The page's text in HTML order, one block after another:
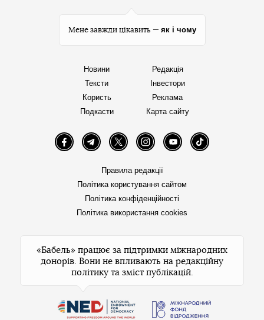
Мене завжди цікавить — як і чому
Новини
Тексти
Користь
Подкасти
Редакція
Інвестори
Реклама
Карта сайту
FacebookTelegramTwitter InstagramYouTube TikTok
Правила редакції
Політика користування сайтом
Політика конфіденційності
Політика використання cookies
«Бабель» працює за підтримки міжнародних
донорів. Вони не впливають на редакційну
політику та зміст публікацій.